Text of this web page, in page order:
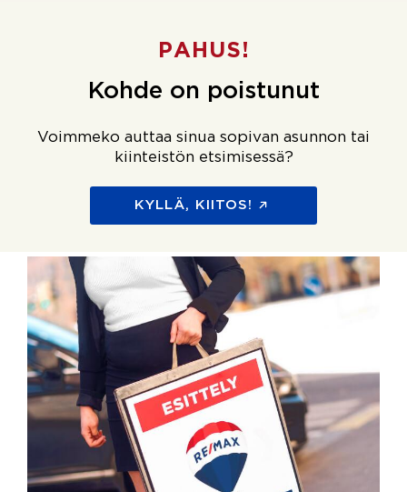
PAHUS!
Kohde on poistunut
Voimmeko auttaa sinua sopivan asunnon tai
kiinteistön etsimisessä?
KYLLÄ, KIITOS!